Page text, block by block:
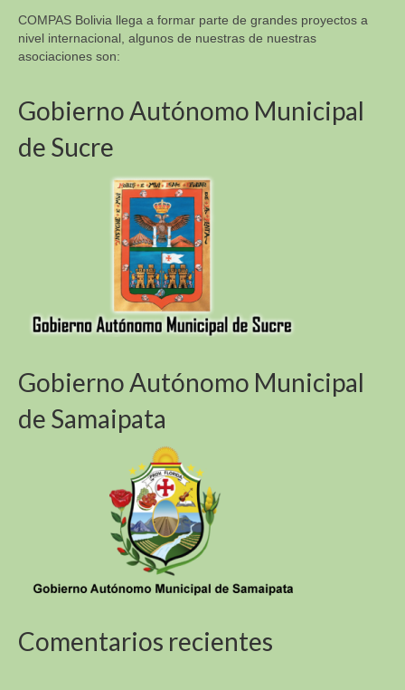
COMPAS Bolivia llega a formar parte de grandes proyectos a
nivel internacional, algunos de nuestras de nuestras
asociaciones son:
Gobierno Autónomo Municipal
de Sucre
Gobierno Autónomo Municipal
de Samaipata
Comentarios recientes